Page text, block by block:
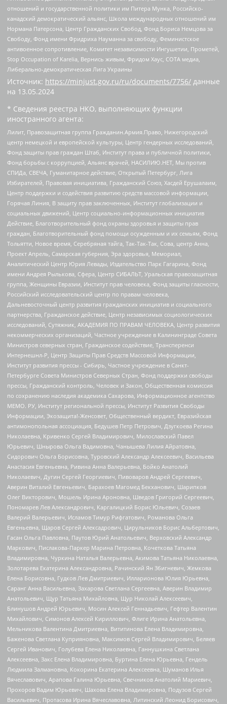
отношений и государственной политики им Питера Мунка, Российско-
канадский демократический альянс, Школа международных отношений им
Нормана Патерсона, Центр Гражданских Свобод, Фонд Бориса Немцова за
Свободу, Фонд имени Фридриха Науманна за свободу, Феминистское
антивоенное сопротивление, Комитет независимости Ингушетии, Прометей,
Stop Occupation of Karelia, Вернись живым, Фридом Хаус, СОТА медиа,
Либерально-демократическая Лига Украины
Источник: https://minjust.gov.ru/ru/documents/7756/ данные
на 13.05.2024
* Сведения реестра НКО, выполняющих функции
иностранного агента:
Лилит, Правозащитная группа Гражданин.Армия.Право, Нижегородский
центр немецкой и европейской культуры, Центр гендерных исследований,
Фонд защиты прав граждан Штаб, Институт права и публичной политики,
Фонд борьбы с коррупцией, Альянс врачей, НАСИЛИЮ.НЕТ, Мы против
СПИДа, СВЕЧА, Гуманитарное действие, Открытый Петербург, Лига
Избирателей, Правовая инициатива, Гражданский Союз, Хасдей Ерушалаим,
Центр поддержки и содействия развитию средств массовой информации,
Горячая Линия, В защиту прав заключенных, Институт глобализации и
социальных движений, Центр социально-информационных инициатив
Действие, Благотворительный фонд охраны здоровья и защиты прав
граждан, Благотворительный фонд помощи осужденным и их семьям, Фонд
Тольятти, Новое время, Серебряная тайга, Так-Так-Так, Сова, центр Анна,
Проект Апрель, Самарская губерния, Эра здоровья, Мемориал,
Аналитический Центр Юрия Левады, Издательство Парк Гагарина, Фонд
имени Андрея Рылькова, Сфера, Центр СИБАЛЬТ, Уральская правозащитная
группа, Женщины Евразии, Институт прав человека, Фонд защиты гласности,
Российский исследовательский центр по правам человека,
Дальневосточный центр развития гражданских инициатив и социального
партнерства, Гражданское действие, Центр независимых социологических
исследований, Сутяжник, АКАДЕМИЯ ПО ПРАВАМ ЧЕЛОВЕКА, Центр развития
некоммерческих организаций, Частное учреждение в Калининграде Совета
Министров северных стран, Гражданское содействие, Трансперенси
Интернешнл-Р, Центр Защиты Прав Средств Массовой Информации,
Институт развития прессы - Сибирь, Частное учреждение в Санкт-
Петербурге Совета Министров Северных Стран, Фонд поддержки свободы
прессы, Гражданский контроль, Человек и Закон, Общественная комиссия
по сохранению наследия академика Сахарова, Информационное агентство
МЕМО. РУ, Институт региональной прессы, Институт Развития Свободы
Информации, Экозащита!-Женсовет, Общественный вердикт, Евразийская
антимонопольная ассоциация, Бедушев Петр Петрович, Дзугкоева Регина
Николаевна, Кривенко Сергей Владимирович, Милославский Павел
Юрьевич, Шнырова Ольга Вадимовна, Чанышева Лилия Айратовна,
Сидорович Ольга Борисовна, Туровский Александр Алексеевич, Васильева
Анастасия Евгеньевна, Ривина Анна Валерьевна, Бойко Анатолий
Николаевич, Дугин Сергей Георгиевич, Пивоваров Андрей Сергеевич,
Аверин Виталий Евгеньевич, Барахоев Магомед Бекханович, Шарипков
Олег Викторович, Мошель Ирина Ароновна, Шведов Григорий Сергеевич,
Пономарев Лев Александрович, Каргалицкий Борис Юльевич, Созаев
Валерий Валерьевич, Исламов Тимур Рифгатович, Романова Ольга
Евгеньевна, Щаров Сергей Алексадрович, Цирульников Борис Альбертович,
Гасан Ольга Павловна, Паутов Юрий Анатольевич, Верховский Александр
Маркович, Пислакова-Паркер Марина Петровна, Кочеткова Татьяна
Владимировна, Чуркина Наталья Валерьевна, Акимова Татьяна Николаевна,
Золотарева Екатерина Александровна, Рачинский Ян Збигневич, Жемкова
Елена Борисовна, Гудков Лев Дмитриевич, Илларионова Юлия Юрьевна,
Саранг Анна Васильевна, Захарова Светлана Сергеевна, Аверин Владимир
Анатольевич, Щур Татьяна Михайловна, Щур Николай Алексеевич,
Блинушов Андрей Юрьевич, Мосин Алексей Геннадьевич, Гефтер Валентин
Михайлович, Симонов Алексей Кириллович, Флиге Ирина Анатольевна,
Мельникова Валентина Дмитриевна, Вититинова Елена Владимировна,
Баженова Светлана Куприяновна, Максимов Сергей Владимирович, Беляев
Сергей Иванович, Голубева Елена Николаевна, Ганнушкина Светлана
Алексеевна, Закс Елена Владимировна, Буртина Елена Юрьевна, Гендель
Людмила Залмановна, Кокорина Екатерина Алексеевна, Шуманов Илья
Вячеславович, Арапова Галина Юрьевна, Свечников Анатолий Мариевич,
Прохоров Вадим Юрьевич, Шахова Елена Владимировна, Подузов Сергей
Васильевич, Протасова Ирина Вячеславовна, Литинский Леонид Борисович,